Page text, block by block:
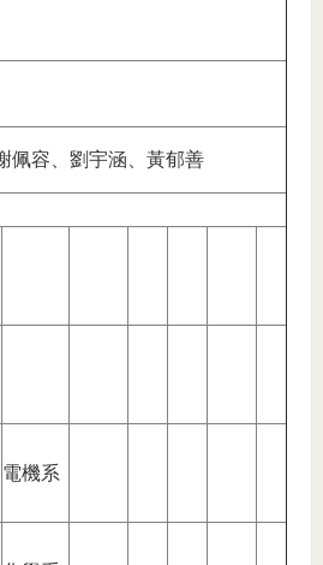
佩容、劉宇涵、黃郁善
電機系